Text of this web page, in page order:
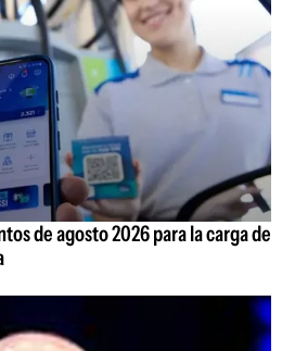
de agosto 2026 para la carga de